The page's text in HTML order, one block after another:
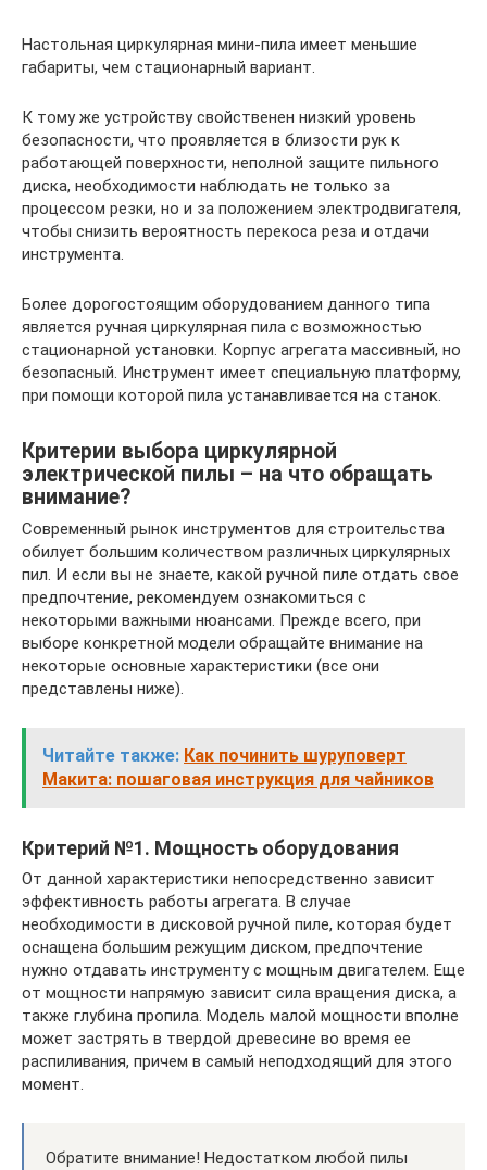
Настольная циркулярная мини-пила имеет меньшие
габариты, чем стационарный вариант.
К тому же устройству свойственен низкий уровень
безопасности, что проявляется в близости рук к
работающей поверхности, неполной защите пильного
диска, необходимости наблюдать не только за
процессом резки, но и за положением электродвигателя,
чтобы снизить вероятность перекоса реза и отдачи
инструмента.
Более дорогостоящим оборудованием данного типа
является ручная циркулярная пила с возможностью
стационарной установки. Корпус агрегата массивный, но
безопасный. Инструмент имеет специальную платформу,
при помощи которой пила устанавливается на станок.
Критерии выбора циркулярной
электрической пилы – на что обращать
внимание?
Современный рынок инструментов для строительства
обилует большим количеством различных циркулярных
пил. И если вы не знаете, какой ручной пиле отдать свое
предпочтение, рекомендуем ознакомиться с
некоторыми важными нюансами. Прежде всего, при
выборе конкретной модели обращайте внимание на
некоторые основные характеристики (все они
представлены ниже).
Читайте также: Как починить шуруповерт
Макита: пошаговая инструкция для чайников
Критерий №1. Мощность оборудования
От данной характеристики непосредственно зависит
эффективность работы агрегата. В случае
необходимости в дисковой ручной пиле, которая будет
оснащена большим режущим диском, предпочтение
нужно отдавать инструменту с мощным двигателем. Еще
от мощности напрямую зависит сила вращения диска, а
также глубина пропила. Модель малой мощности вполне
может застрять в твердой древесине во время ее
распиливания, причем в самый неподходящий для этого
момент.
Обратите внимание! Недостатком любой пилы